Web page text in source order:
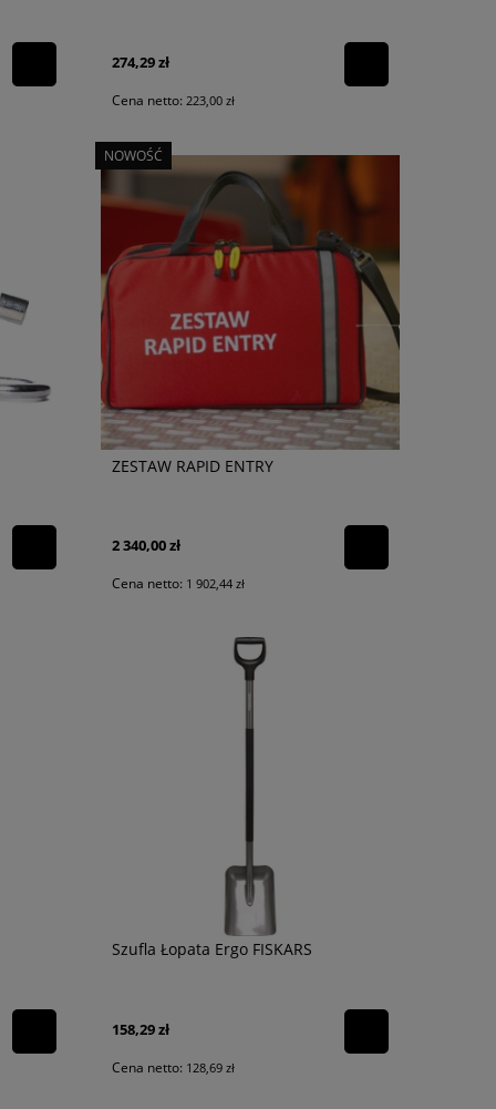
274,29 zł
Cena netto: 223,00 zł
ZESTAW RAPID ENTRY
2 340,00 zł
Cena netto: 1 902,44 zł
NOWOŚĆ
Szufla Łopata Ergo FISKARS
158,29 zł
Cena netto: 128,69 zł